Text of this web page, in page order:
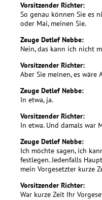
Vorsitzender Richter:
So genau können Sie es
oder Mai, meinen Sie.
Zeuge Detlef Nebbe:
Nein, das kann ich nicht
Vorsitzender Richter:
Aber Sie meinen, es wäre
Zeuge Detlef Nebbe:
In etwa, ja.
Vorsitzender Richter:
In etwa. Und damals war
Zeuge Detlef Nebbe:
Ich möchte sagen, ich
festlegen. Jedenfalls
mein Vorgesetzter kurze
Vorsitzender Richter:
War kurze Zeit Ihr